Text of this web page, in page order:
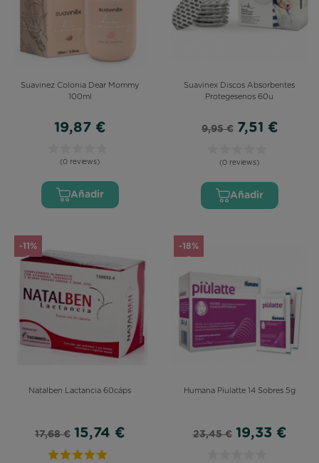
Suavinez Colonia Dear Mommy
100ml
19,87 €
(0 reviews)
Añadir
Suavinex Discos Absorbentes
Protegesenos 60u
9,95 € 7,51 €
(0 reviews)
Añadir
Natalben Lactancia 60cáps
17,68 € 15,74 €
-11%
Humana Piulatte 14 Sobres 5g
23,45 € 19,33 €
-18%